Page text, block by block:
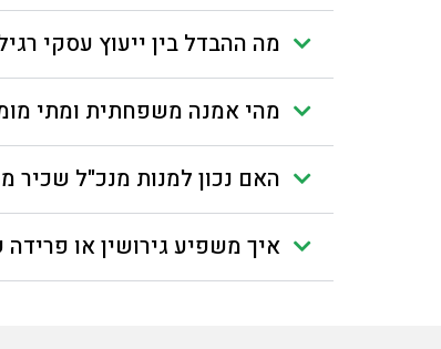
מה ההבדל בין ייעוץ עסקי
מהי אמנה משפחתית ומתי
האם נכון למנות מנכ"ל שכיר
איך משפיע גירושין או